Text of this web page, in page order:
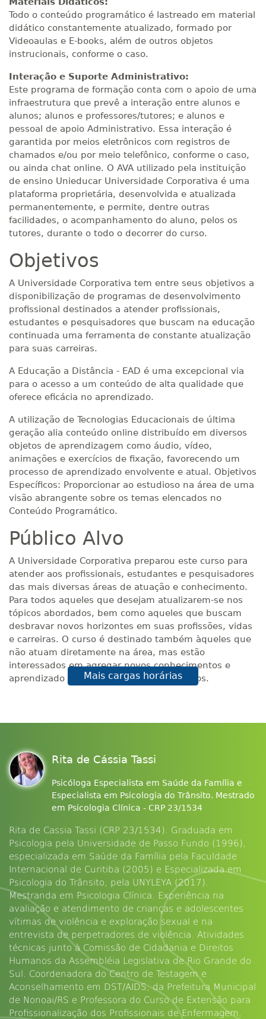
Todo o conteúdo programático é lastreado em material
didático constantemente atualizado, formado por
Videoaulas e E-books, além de outros objetos
instrucionais, conforme o caso.
Interação e Suporte Administrativo:
Este programa de formação conta com o apoio de uma
infraestrutura que prevê a interação entre alunos e
alunos; alunos e professores/tutores; e alunos e
pessoal de apoio Administrativo. Essa interação é
garantida por meios eletrônicos com registros de
chamados e/ou por meio telefônico, conforme o caso,
ou ainda chat online. O AVA utilizado pela instituição
de ensino Unieducar Universidade Corporativa é uma
plataforma proprietária, desenvolvida e atualizada
permanentemente, e permite, dentre outras
facilidades, o acompanhamento do aluno, pelos os
tutores, durante o todo o decorrer do curso.
Objetivos
A Universidade Corporativa tem entre seus objetivos a
disponibilização de programas de desenvolvimento
profissional destinados a atender profissionais,
estudantes e pesquisadores que buscam na educação
continuada uma ferramenta de constante atualização
para suas carreiras.
A Educação a Distância - EAD é uma excepcional via
para o acesso a um conteúdo de alta qualidade que
oferece eficácia no aprendizado.
A utilização de Tecnologias Educacionais de última
geração alia conteúdo online distribuído em diversos
objetos de aprendizagem como áudio, vídeo,
animações e exercícios de fixação, favorecendo um
processo de aprendizado envolvente e atual. Objetivos
Específicos: Proporcionar ao estudioso na área de uma
visão abrangente sobre os temas elencados no
Conteúdo Programático.
Público Alvo
A Universidade Corporativa preparou este curso para
atender aos profissionais, estudantes e pesquisadores
das mais diversas áreas de atuação e conhecimento.
Para todos aqueles que desejam atualizarem-se nos
tópicos abordados, bem como aqueles que buscam
desbravar novos horizontes em suas profissões, vidas
e carreiras. O curso é destinado também àqueles que
não atuam diretamente na área, mas estão
interessados em agregar novos conhecimentos e
aprendizado acerca dos temas relacionados.
Mais cargas horárias
Rita de Cássia Tassi
Psicóloga Especialista em Saúde da Família e
Especialista em Psicologia do Trânsito. Mestrado
em Psicologia Clínica - CRP 23/1534
Rita de Cassia Tassi (CRP 23/1534). Graduada em
Psicologia pela Universidade de Passo Fundo (1996),
especializada em Saúde da Família pela Faculdade
Internacional de Curitiba (2005) e Especializada em
Psicologia do Trânsito, pela UNYLEYA (2017).
Mestranda em Psicologia Clínica. Experiência na
avaliação e atendimento de crianças e adolescentes
vítimas de violência e exploração sexual e na
entrevista de perpetradores de violência. Atividades
técnicas junto à Comissão de Cidadania e Direitos
Humanos da Assembléia Legislativa de Rio Grande do
Sul. Coordenadora do Centro de Testagem e
Aconselhamento em DST/AIDS, da Prefeitura Municipal
de Nonoai/RS e Professora do Curso de Extensão para
Profissionalização dos Profissionais de Enfermagem,